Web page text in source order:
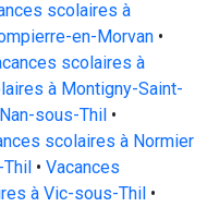
scolaires à
en-Morvan •
scolaires à
à Montigny-Saint-
sous-Thil •
scolaires à Normier
• Vacances
à Vic-sous-Thil •